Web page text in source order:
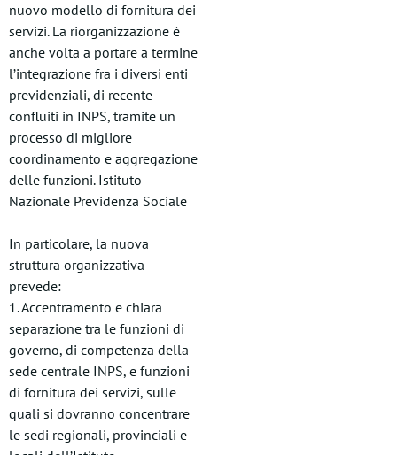
nuovo modello di fornitura dei
servizi. La riorganizzazione è
anche volta a portare a termine
l’integrazione fra i diversi enti
previdenziali, di recente
confluiti in INPS, tramite un
processo di migliore
coordinamento e aggregazione
delle funzioni. Istituto
Nazionale Previdenza Sociale
In particolare, la nuova
struttura organizzativa
prevede:
1. Accentramento e chiara
separazione tra le funzioni di
governo, di competenza della
sede centrale INPS, e funzioni
di fornitura dei servizi, sulle
quali si dovranno concentrare
le sedi regionali, provinciali e